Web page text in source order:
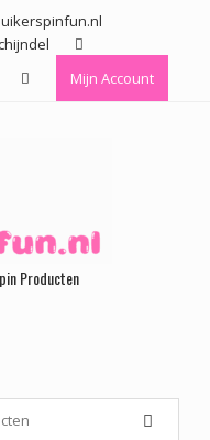
Mijn Account
Producten